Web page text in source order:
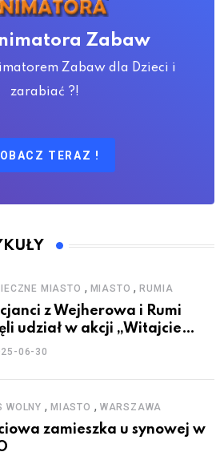
Zabaw
Zabaw dla Dzieci i
zarabiać ?!
TERAZ !
MIASTO , MIASTO ,RUMIA
z Wejherowa i Rumi
udział w akcji „Witajcie
06-30
WOLNY , MIASTO , WARSZAWA
zamieszka u synowej w